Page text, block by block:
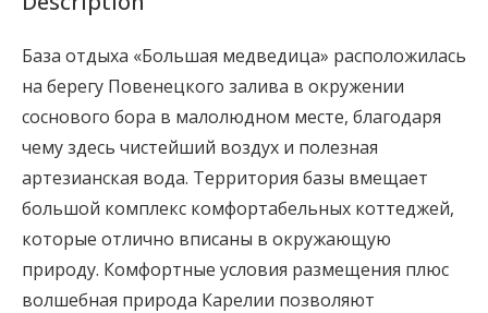
База отдыха «Большая медведица» расположилась
на берегу Повенецкого залива в окружении
соснового бора в малолюдном месте, благодаря
чему здесь чистейший воздух и полезная
артезианская вода. Территория базы вмещает
большой комплекс комфортабельных коттеджей,
которые отлично вписаны в окружающую
природу. Комфортные условия размещения плюс
волшебная природа Карелии позволяют